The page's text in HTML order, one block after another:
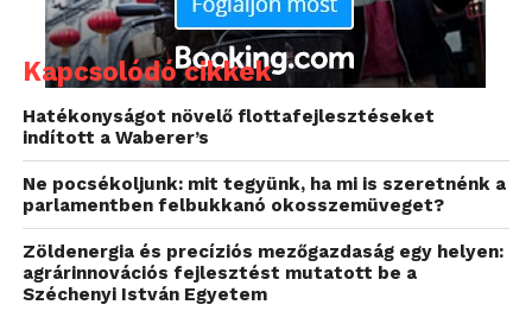
Kapcsolódó cikkek
Hatékonyságot növelő flottafejlesztéseket
indított a Waberer’s
Ne pocsékoljunk: mit tegyünk, ha mi is szeretnénk a
parlamentben felbukkanó okosszemüveget?
Zöldenergia és precíziós mezőgazdaság egy helyen:
agrárinnovációs fejlesztést mutatott be a
Széchenyi István Egyetem